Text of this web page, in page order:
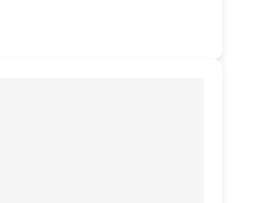
Dieser Artikel unterliegt der